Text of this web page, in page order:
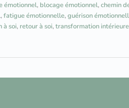
émotionnel, blocage émotionnel,chemin
,fatigue émotionnelle,guérison
à soi, retour à soi,transformation intérieure